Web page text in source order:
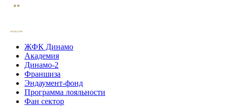
ЖФК Динамо
Академия
Динамо-2
Франшиза
Эндаумент-фонд
Программа лояльности
Фан сектор